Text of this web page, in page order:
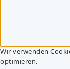
Wir verwenden
optimieren.